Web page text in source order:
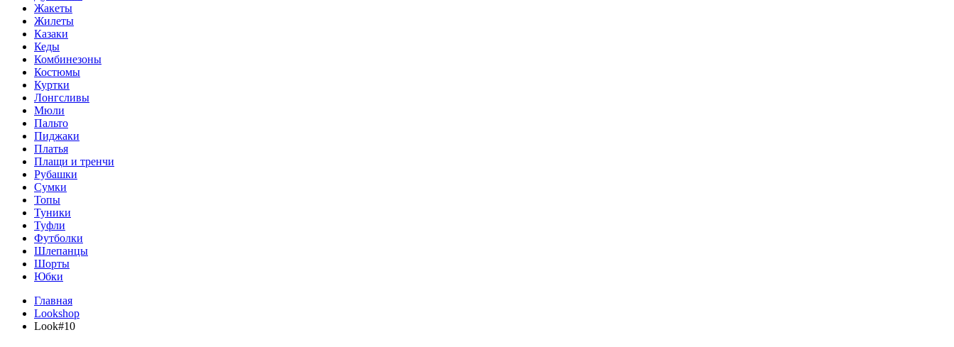
Жакеты
Жилеты
Казаки
Кеды
Комбинезоны
Костюмы
Куртки
Лонгсливы
Мюли
Пальто
Пиджаки
Платья
Плащи и тренчи
Рубашки
Сумки
Топы
Туники
Туфли
Футболки
Шлепанцы
Шорты
Юбки
Главная
Lookshop
Look#10